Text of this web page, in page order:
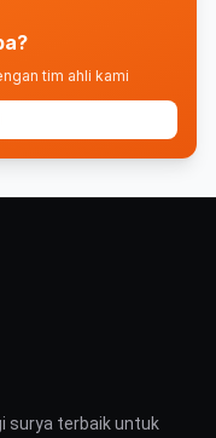
tim ahli kami
surya terbaik untuk